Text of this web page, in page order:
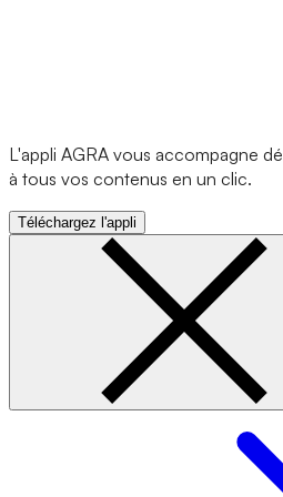
L'appli AGRA vous accompagne
à tous vos contenus en un clic.
Téléchargez l'appli